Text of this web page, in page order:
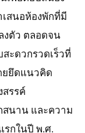
สนอห้องพักที่มี
งตัว ตลอดจน
ะดวกรวดเร็วที่
ยยึดแนวคิด
รรค์
สนาน และความ
รกในปี พ.ศ.